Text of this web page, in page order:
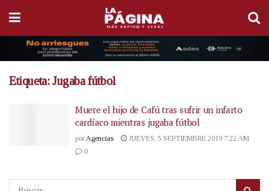
Etiqueta:Jugaba fútbol
Muere el hijo de Cafú tras sufrir un infarto
cardíaco mientras jugaba fútbol
por Agencias
JUEVES, 5 SEPTIEMBRE 2019 7:22 AM
0